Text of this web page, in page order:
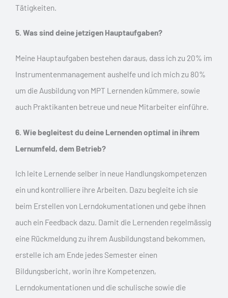
Tätigkeiten.
5. Was sind deine jetzigen Hauptaufgaben?
Meine Hauptaufgaben bestehen daraus, dass ich zu 20% im
Instrumentenmanagement aushelfe und ich mich zu 80%
um die Ausbildung von MPT Lernenden kümmere, sowie
auch Praktikanten betreue und neue Mitarbeiter einführe.
6. Wie begleitest du deine Lernenden optimal in ihrem
Lernumfeld, dem Betrieb?
Ich leite Lernende selber in neue Handlungskompetenzen
ein und kontrolliere ihre Arbeiten. Dazu begleite ich sie
beim Erstellen von Lerndokumentationen und gebe ihnen
auch ein Feedback dazu. Damit die Lernenden regelmässig
eine Rückmeldung zu ihrem Ausbildungstand bekommen,
erstelle ich am Ende jedes Semester einen
Bildungsbericht, worin ihre Kompetenzen,
Lerndokumentationen und die schulische sowie die